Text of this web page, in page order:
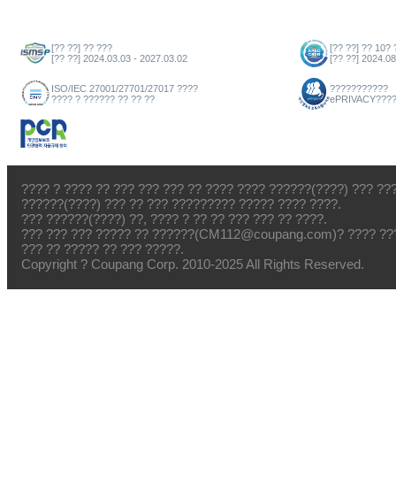
[?? ??] ?? ???
[?? ??] 2024.03.03 - 2027.03.02
[?? ??] ?? 10?
[?? ??]
ISO/IEC 27001/27701/27017 ????
???? ? ?????? ?? ?? ??
???????????
ePRIVACY????
???? ? ???? ?? ??? ??? ??? ?? ???? ???? ??????(????) ???
??????(????) ??? ?? ??? ????????? ????? ???? ????.
??? ??????(????) ??, ???? ? ?? ?? ??? ??? ?? ????.
??? ??? ??? ????? ?? ??????(CM112@coupang.com)? ????
??? ?? ????? ?? ??? ?????.
Copyright ? Coupang Corp. 2010-2025 All Rights Reserved.